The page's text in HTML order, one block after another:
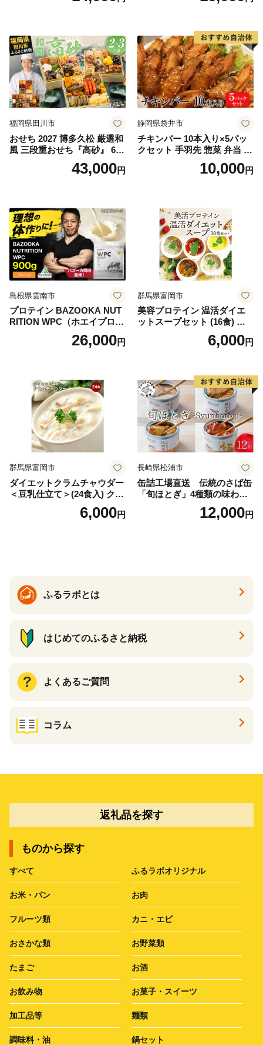
福岡県田川市
おせち 2027 博多久松 厳選和
風 三段重おせち『高砂』 6.5
寸 3段重 2～3人前 おせち料
理 重箱 お正月 冷凍おせち 縁
ち 本格おせち おせち予約 年
末 年始 お取り寄せ 新春 贅沢
おせち こだわりおせち 惣菜
老舗おせち ふるさと納税お
せち 御節 お節料理 正月 調理
不要 おせち料理2027
43,000円
静岡県袋井市
チキンバー 10本入り×5パッ
クセット 手羽先 惣菜 弁当 お
かず お酒 おつまみ ギフト キ
ャンプ アウトドア キャンプ
10,000円
島根県雲南市
プロテイン BAZOOKA NUT
RITION WPC（ホエイプロテ
イン）＜プレーン＞ 900g｜
バズーカ岡田監修・植物由来
ロン [AIEN005]
26,000円
群馬県富岡市
美容プロテイン 温活ダイエ
ットスープセット (16食) 小
分け スープ 食べ比べ セット
詰合せ クラムチャウダー チ
イン 食品 F20E-809
6,000円
群馬県富岡市
ダイエットクラムチャウダー
＜豆乳仕立て＞(24食入) クラ
ムチャウダー 豆乳 ダイエッ
ト スープ プロテイン たんぱ
6,000円
長崎県松浦市
缶詰工場直送 伝統のさば缶
「旬ほとぎ」4種類の味わい1
2缶( サバ さば 鯖 鯖缶 サバ缶
さば缶 缶 缶詰 魚 アウトドア
12,000円
ふるラボとは
はじめてのふるさと納税
よくあるご質問
コラム
返礼品を探す
ものから探す
すべて ふるラボオリジナル
お米・パン お肉
フルーツ類 カニ・エビ
おさかな類 お野菜類
たまご お酒
お飲み物 お菓子・スイーツ
加工品等 麺類
調味料・油 鍋セット